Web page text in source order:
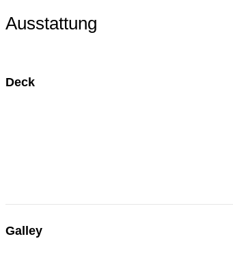
Ausstattung
Deck
Galley